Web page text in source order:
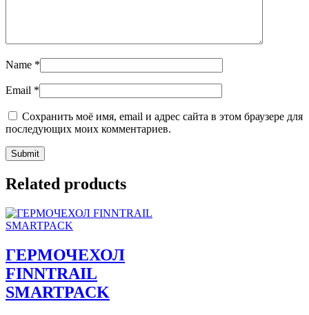
Name *
Email *
Сохранить моё имя, email и адрес сайта в этом браузере для
последующих моих комментариев.
Related products
ГЕРМОЧЕХОЛ
FINNTRAIL
SMARTPACK